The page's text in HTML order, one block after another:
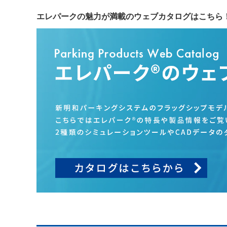
エレパークの魅力が満載のウェブカタログはこちら